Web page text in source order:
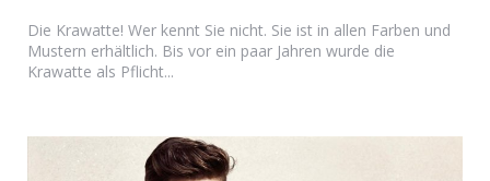
Die Krawatte! Wer kennt Sie nicht. Sie ist in allen Farben und
Mustern erhältlich. Bis vor ein paar Jahren wurde die
Krawatte als Pflicht...